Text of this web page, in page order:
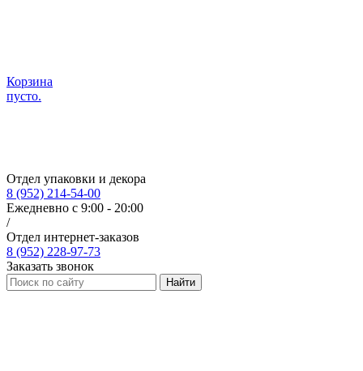
Корзина
пусто.
Отдел упаковки и декора
8 (952) 214-54-00
Ежедневно с 9:00 - 20:00
/
Отдел интернет-заказов
8 (952) 228-97-73
Заказать звонок
Найти